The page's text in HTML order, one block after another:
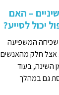
– האם
יכול לסייע?
שכיחה המשפיעה
אצל חלק מהאנשים
השינה, בעוד
גם במהלך